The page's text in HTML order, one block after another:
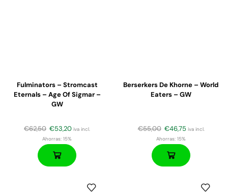
Fulminators – Stromcast
Eternals – Age Of Sigmar –
GW
€62,50 €53,20 iva incl.
Ahorras: 15%
Berserkers De Khorne – World
Eaters – GW
€55,00 €46,75 iva incl.
Ahorras: 15%